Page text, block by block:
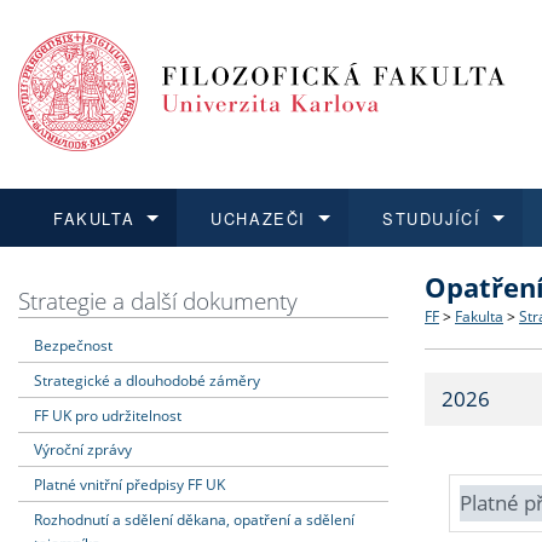
FAKULTA
Dozvědět se více
Struktura
Strategie
Fakultní
UCHAZEČI
Podat přihlášku
Co
Učitelské
STUDUJÍCÍ
Dozvědět se více
Dozvědět se více
O vědě a
Dozvědět se více
Aktuální
Strategie a další dokumenty
Bezpečnost
Strategické a dlouhodobé záměry
FF UK pro udržitelnost
Výroční zprávy
Platné vnitřní předpisy FF UK
Rozhodnutí a sdělení děkana, opatření a sdělení
FF > Fakulta >
2026
Platné